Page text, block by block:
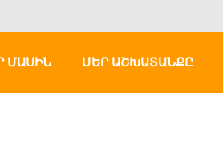
ՄԱՍԻՆ ՄԵՐ ԱՇԽԱՏԱՆՔԸ